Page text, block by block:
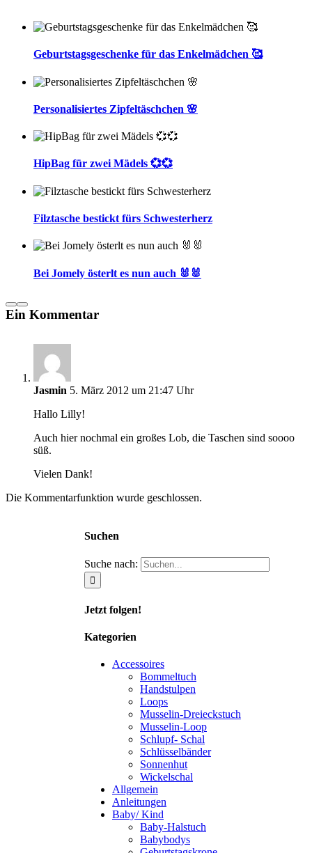
Geburtstagsgeschenke für das Enkelmädchen 🥰
Personalisiertes Zipfeltäschchen 🌸
HipBag für zwei Mädels 💞💞
Filztasche bestickt fürs Schwesterherz
Bei Jomely österlt es nun auch 🐰🐰
Ein Kommentar
Jasmin 5. März 2012 um 21:47 Uhr
Hallo Lilly!
Auch hier nochmal ein großes Lob, die Taschen sind soooo
süß.
Vielen Dank!
Die Kommentarfunktion wurde geschlossen.
Suchen
Suche nach:
Jetzt folgen!
Kategorien
Accessoires
Bommeltuch
Handstulpen
Loops
Musselin-Dreieckstuch
Musselin-Loop
Schlupf- Schal
Schlüsselbänder
Sonnenhut
Wickelschal
Allgemein
Anleitungen
Baby/ Kind
Baby-Halstuch
Babybodys